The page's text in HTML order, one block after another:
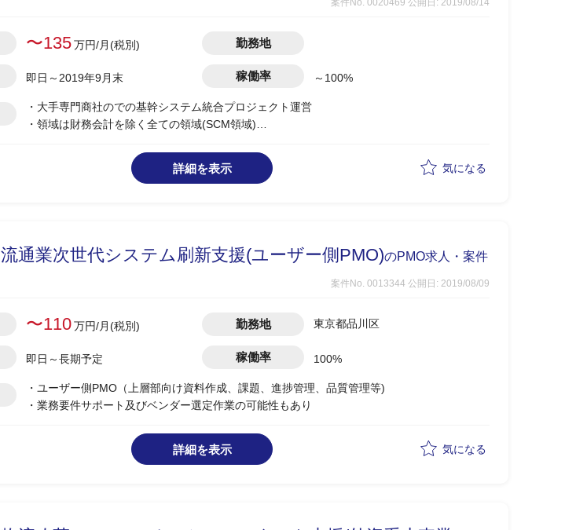
案件No. 0020469 公開日: 2019/08/14
〜135万円/月(税別) 勤務地
即日～2019年9月末 稼働率 ～100%
・大手専門商社のでの基幹システム統合プロジェクト運営
・領域は財務会計を除く全ての領域(SCM領域)
・プロジェクトは2020年1月頃まで
詳細を表示 気になる
流通業次世代システム刷新支援(ユーザー側PMO)のPMO求人・案件
案件No. 0013344 公開日: 2019/08/09
〜110万円/月(税別) 勤務地 東京都品川区
即日～長期予定 稼働率 100%
・ユーザー側PMO（上層部向け資料作成、課題、進捗管理、品質管理等)
・業務要件サポート及びベンダー選定作業の可能性もあり
詳細を表示 気になる